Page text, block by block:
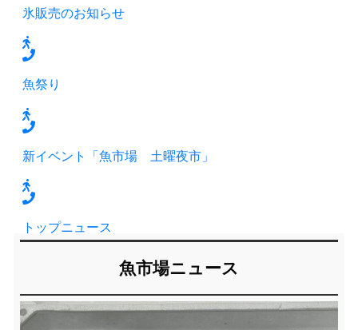
氷販売のお知らせ
魚祭り
新イベント「魚市場 土曜夜市」
トップニュース
魚市場ニュース